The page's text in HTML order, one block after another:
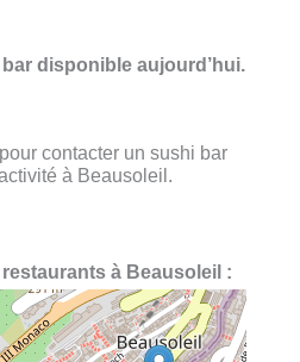
disponible aujourd’hui.
contacter un sushi bar
à Beausoleil.
à Beausoleil :